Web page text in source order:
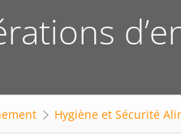
Hygiène et Sécurité